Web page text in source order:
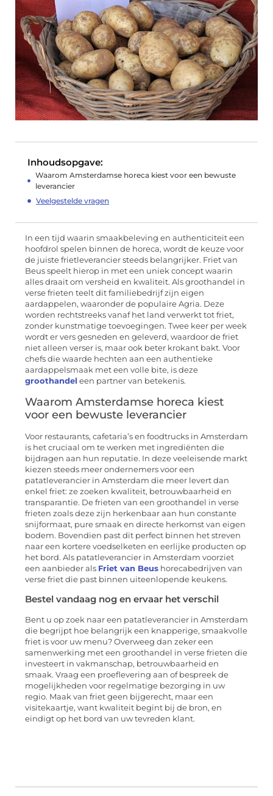
Inhoudsopgave:
Waarom Amsterdamse horeca kiest voor een bewuste
leverancier
Veelgestelde vragen
In een tijd waarin smaakbeleving en authenticiteit een
hoofdrol spelen binnen de horeca, wordt de keuze voor
de juiste frietleverancier steeds belangrijker. Friet van
Beus speelt hierop in met een uniek concept waarin
alles draait om versheid en kwaliteit. Als groothandel in
verse frieten teelt dit familiebedrijf zijn eigen
aardappelen, waaronder de populaire Agria. Deze
worden rechtstreeks vanaf het land verwerkt tot friet,
zonder kunstmatige toevoegingen. Twee keer per week
wordt er vers gesneden en geleverd, waardoor de friet
niet alleen verser is, maar ook beter krokant bakt. Voor
chefs die waarde hechten aan een authentieke
aardappelsmaak met een volle bite, is deze
groothandel een partner van betekenis.
Waarom Amsterdamse horeca kiest
voor een bewuste leverancier
Voor restaurants, cafetaria’s en foodtrucks in Amsterdam
is het cruciaal om te werken met ingrediënten die
bijdragen aan hun reputatie. In deze veeleisende markt
kiezen steeds meer ondernemers voor een
patatleverancier in Amsterdam die meer levert dan
enkel friet: ze zoeken kwaliteit, betrouwbaarheid en
transparantie. De frieten van een groothandel in verse
frieten zoals deze zijn herkenbaar aan hun constante
snijformaat, pure smaak en directe herkomst van eigen
bodem. Bovendien past dit perfect binnen het streven
naar een kortere voedselketen en eerlijke producten op
het bord. Als patatleverancier in Amsterdam voorziet
een aanbieder als Friet van Beus horecabedrijven van
verse friet die past binnen uiteenlopende keukens.
Bestel vandaag nog en ervaar het verschil
Bent u op zoek naar een patatleverancier in Amsterdam
die begrijpt hoe belangrijk een knapperige, smaakvolle
friet is voor uw menu? Overweeg dan zeker een
samenwerking met een groothandel in verse frieten die
investeert in vakmanschap, betrouwbaarheid en
smaak. Vraag een proeflevering aan of bespreek de
mogelijkheden voor regelmatige bezorging in uw
regio. Maak van friet geen bijgerecht, maar een
visitekaartje, want kwaliteit begint bij de bron, en
eindigt op het bord van uw tevreden klant.